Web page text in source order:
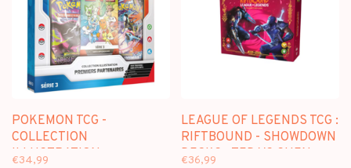
POKEMON TCG -
COLLECTION
ILLUSTRATION
€34,99
LEAGUE OF LEGENDS TCG :
RIFTBOUND - SHOWDOWN
DECKS : ZED VS SHEN
€36,99